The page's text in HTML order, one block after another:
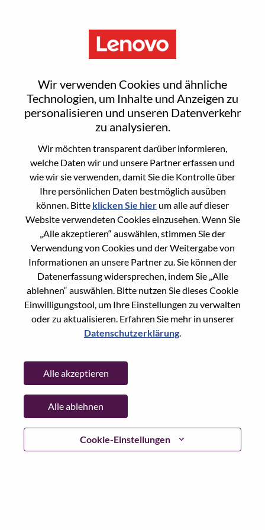
Wir verwenden Cookies und ähnliche
Technologien, um Inhalte und Anzeigen zu
personalisieren und unseren Datenverkehr
zu analysieren.
Wir möchten transparent darüber informieren,
welche Daten wir und unsere Partner erfassen und
wie wir sie verwenden, damit Sie die Kontrolle über
Ihre persönlichen Daten bestmöglich ausüben
können. Bitte klicken Sie hier um alle auf dieser
Website verwendeten Cookies einzusehen. Wenn Sie
„Alle akzeptieren“ auswählen, stimmen Sie der
Verwendung von Cookies und der Weitergabe von
Informationen an unsere Partner zu. Sie können der
Datenerfassung widersprechen, indem Sie „Alle
ablehnen“ auswählen. Bitte nutzen Sie dieses Cookie
Einwilligungstool, um Ihre Einstellungen zu verwalten
oder zu aktualisieren. Erfahren Sie mehr in unserer
Datenschutzerklärung.
Cookie-Einstellungen
Alle akzeptieren
Alle ablehnen
Reset password
Are you sure you want to reset your
Enter the email address associated with your
account, then click "Continue".
We will email you a link to reset your
password.
E-mail*
Continue
Go Back